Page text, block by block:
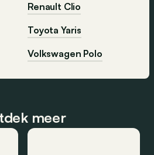
Renault Clio
Toyota Yaris
Volkswagen Polo
meer